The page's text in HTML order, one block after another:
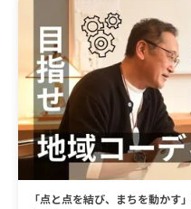
「点と点を結び、まちを動かす